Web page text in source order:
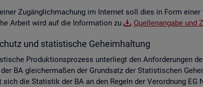
Zu­gäng­lich­ma­chung im In­ter­net soll dies in Form
Ar­beit wird auf die In­for­ma­ti­on zu
Quel­len­an­ga­be und
und sta­tis­ti­sche Ge­heim­hal­tung
Pro­duk­ti­ons­pro­zess un­ter­liegt den An­for­de­run­gen
BA glei­cher­ma­ßen der Grund­satz der Sta­tis­ti­schen
die Sta­tis­tik der BA an den Re­geln der Ver­ord­nung